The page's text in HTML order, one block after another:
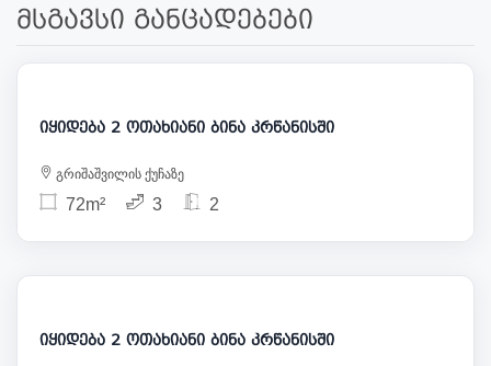
მსგავსი განცადებები
255 000
იყიდება 2 ოთახიანი ბინა კრწანისში
გრიშაშვილის ქუჩაზე
72m² 3 2
220 000
იყიდება 2 ოთახიანი ბინა კრწანისში